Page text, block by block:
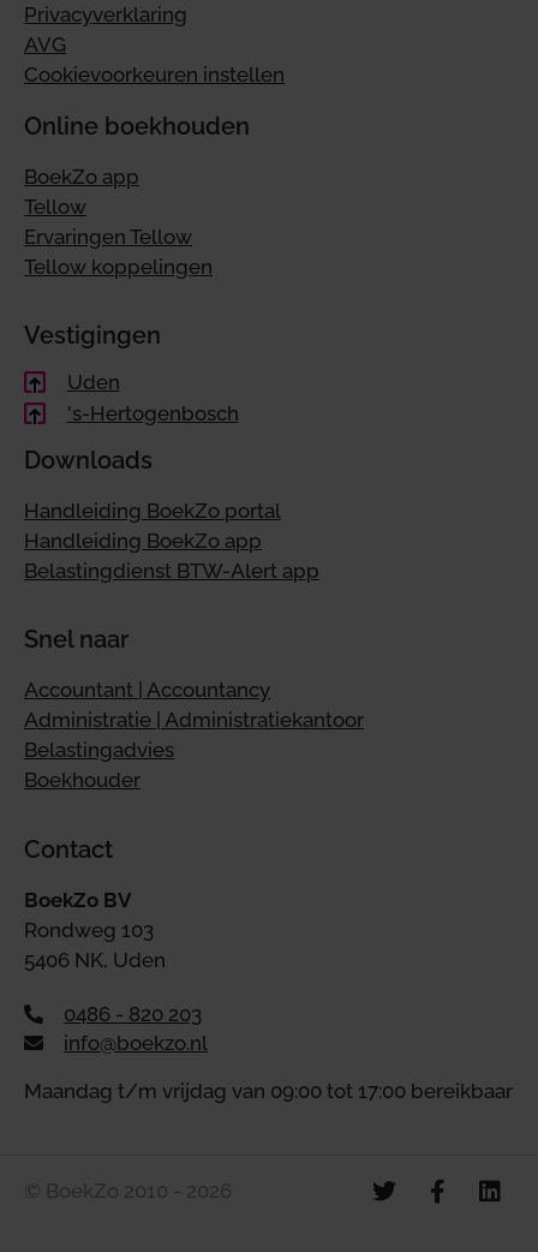
Privacyverklaring
AVG
Cookievoorkeuren instellen
Online boekhouden
BoekZo app
Tellow
Ervaringen Tellow
Tellow koppelingen
Vestigingen
Uden
's-Hertogenbosch
Downloads
Handleiding BoekZo portal
Handleiding BoekZo app
Belastingdienst BTW-Alert app
Snel naar
Accountant | Accountancy
Administratie | Administratiekantoor
Belastingadvies
Boekhouder
Contact
BoekZo BV
Rondweg 103
5406 NK, Uden
0486 - 820 203
info@boekzo.nl
Maandag t/m vrijdag van 09:00 tot 17:00 bereikbaar
© BoekZo 2010 - 2026